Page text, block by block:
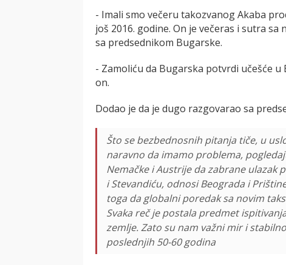
- Imali smo večeru takozvanog Akaba
još 2016. godine. On je večeras i sutra
sa predsednikom Bugarske.
- Zamoliću da Bugarska potvrdi učešće
on.
Dodao je da je dugo razgovarao sa
Što se bezbednosnih pitanja tiče, u
naravno da imamo problema,
Nemačke i Austrije da zabrane ulazak
i Stevandiću, odnosi Beograda i
toga da globalni poredak sa novim
Svaka reč je postala predmet
zemlje. Zato su nam važni mir i
poslednjih 50-60 godina